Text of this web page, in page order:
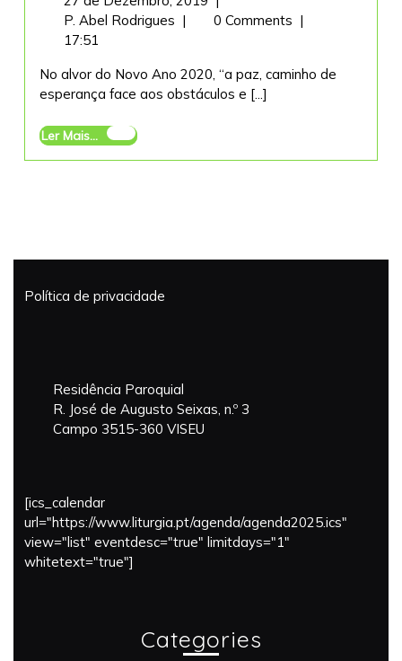
de
P. Abel Rodrigues Mensagem
Novo
2020
Bispo
| 0 Comments |
17:51
No alvor do Novo Ano 2020, “a paz, caminho de
esperança face aos obstáculos e [...]
Ler Mais... Ler
Política de privacidade
Residência Paroquial
R. José de Augusto Seixas, n.º 3
Campo 3515-360 VISEU
[ics_calendar
url="https://www.liturgia.pt/agenda/agenda2025.ics"
view="list" eventdesc="true" limitdays="1"
whitetext="true"]
Categories